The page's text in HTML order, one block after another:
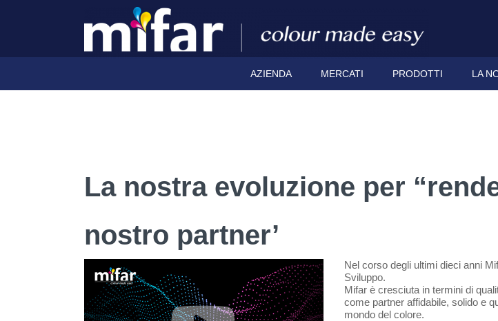
AZIENDA MERCATI PRODOTTI LA
La nostra evoluzione per
nostro partner’
Nel corso degli ultimi dieci anni
Sviluppo.
Mifar è cresciuta in termini di
come partner affidabile, solido e
mondo del colore.